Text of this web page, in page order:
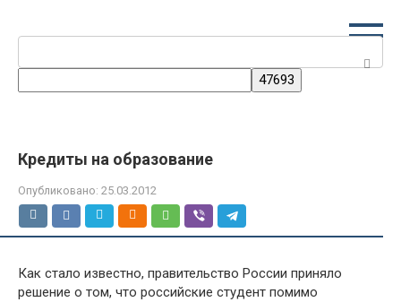
Кредиты на образование
Опубликовано: 25.03.2012
Как стало известно, правительство России приняло
решение о том, что российские студент помимо